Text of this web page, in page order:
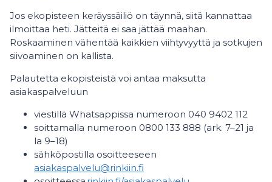
Jos ekopisteen keräyssäiliö on täynnä, siitä kannattaa
ilmoittaa heti. Jätteitä ei saa jättää maahan.
Roskaaminen vähentää kaikkien viihtyvyyttä ja sotkujen
siivoaminen on kallista.
Palautetta ekopisteistä voi antaa maksutta
asiakaspalveluun
viestillä Whatsappissa numeroon 040 9402 112
soittamalla numeroon 0800 133 888 (ark. 7–21 ja
la 9–18)
sähköpostilla osoitteeseen
asiakaspalvelu@rinkiin.fi